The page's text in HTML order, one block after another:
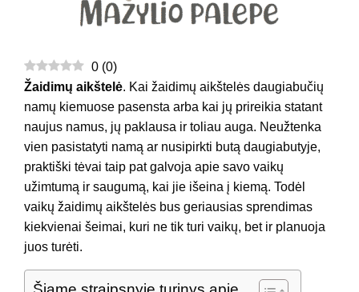
0 (0)
Žaidimų aikštelė. Kai žaidimų aikštelės daugiabučių
namų kiemuose pasensta arba kai jų prireikia statant
naujus namus, jų paklausa ir toliau auga. Neužtenka
vien pasistatyti namą ar nusipirkti butą daugiabutyje,
praktiški tėvai taip pat galvoja apie savo vaikų
užimtumą ir saugumą, kai jie išeina į kiemą. Todėl
vaikų žaidimų aikštelės bus geriausias sprendimas
kiekvienai šeimai, kuri ne tik turi vaikų, bet ir planuoja
juos turėti.